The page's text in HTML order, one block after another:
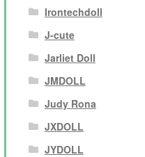
Irontechdoll
J-cute
Jarliet Doll
JMDOLL
Judy Rona
JXDOLL
JYDOLL